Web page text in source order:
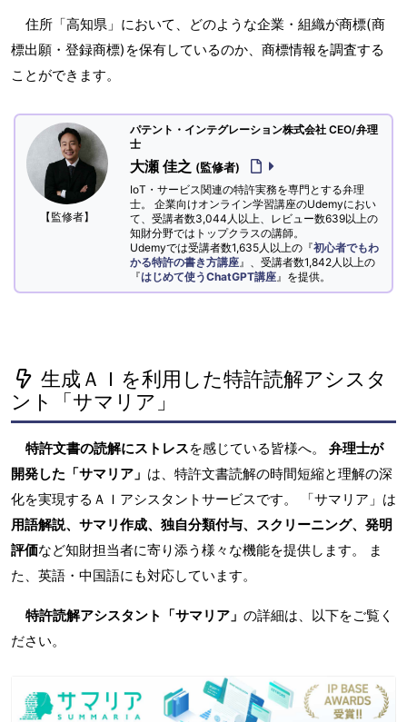
住所「高知県」において、どのような企業・組織が商標(商
標出願・登録商標)を保有しているのか、商標情報を調査する
ことができます。
【監修者】
パテント・インテグレーション株式会社 CEO/弁理
士
大瀬 佳之 (監修者)
IoT・サービス関連の特許実務を専門とする弁理
士。 企業向けオンライン学習講座のUdemyにおい
て、受講者数3,044人以上、レビュー数639以上の
知財分野ではトップクラスの講師。
Udemyでは受講者数1,635人以上の『初心者でもわ
かる特許の書き方講座 』、受講者数1,842人以上の
『はじめて使うChatGPT講座 』を提供。
生成ＡＩを利用した特許読解アシスタ
ント「サマリア」
特許文書の読解にストレスを感じている皆様へ。 弁理士が
開発した「サマリア」 は、特許文書読解の時間短縮と理解の深
化を実現するＡＩアシスタントサービスです。 「サマリア」は
用語解説、サマリ作成、独自分類付与、スクリーニング、発明
評価など知財担当者に寄り添う様々な機能を提供します。 ま
た、英語・中国語にも対応しています。
特許読解アシスタント「サマリア」 の詳細は、以下をご覧く
ださい。